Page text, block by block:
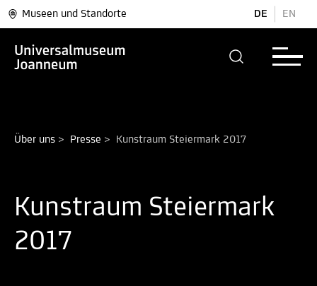
Museen und Standorte DE EN
Über uns > Presse > Kunstraum Steiermark 2017
Kunstraum Steiermark
2017